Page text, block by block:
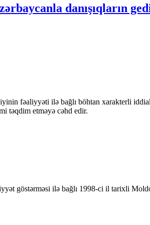
danışıqların
fəaliyyəti ilə bağlı böhtan xarakterli
təqdim etməyə cəhd edir.
göstərməsi ilə bağlı 1998-ci il tarixli